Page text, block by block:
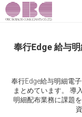
奉行Edge 給与
奉行Edge給与明細電
まとめています。 導
明細配布業務に課題